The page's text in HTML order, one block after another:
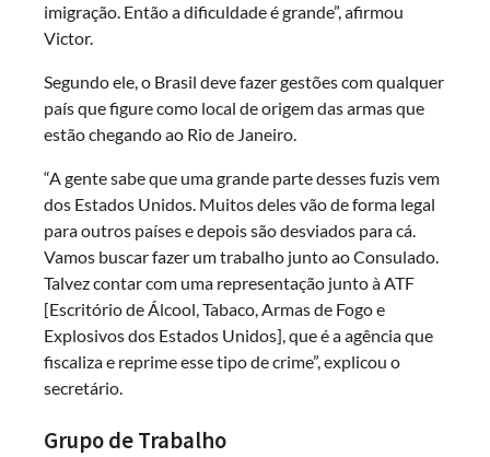
imigração. Então a dificuldade é grande”, afirmou
Victor.
Segundo ele, o Brasil deve fazer gestões com qualquer
país que figure como local de origem das armas que
estão chegando ao Rio de Janeiro.
“A gente sabe que uma grande parte desses fuzis vem
dos Estados Unidos. Muitos deles vão de forma legal
para outros países e depois são desviados para cá.
Vamos buscar fazer um trabalho junto ao Consulado.
Talvez contar com uma representação junto à ATF
[Escritório de Álcool, Tabaco, Armas de Fogo e
Explosivos dos Estados Unidos], que é a agência que
fiscaliza e reprime esse tipo de crime”, explicou o
secretário.
Grupo de Trabalho